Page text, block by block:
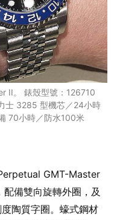
II。 錶殼型號：126710
士 3285 型機芯／24小時
70小時／防水100米
GMT-Master
備雙向旋轉外圈，及
陶質字圈。蠔式鋼材